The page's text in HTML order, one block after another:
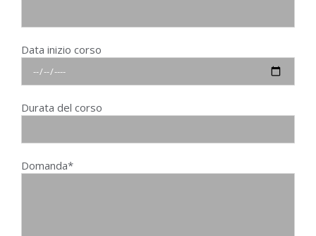
Data inizio corso
Durata del corso
Domanda*